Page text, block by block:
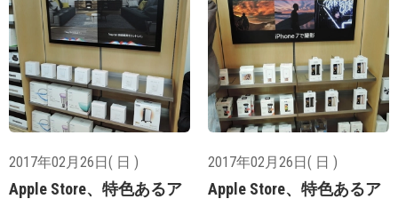
2017年02月26日( 日 )
Apple Store、特色あるア
2017年02月26日( 日 )
Apple Store、特色あるア